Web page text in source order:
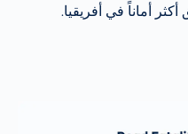
أماناً في أفريقيا.